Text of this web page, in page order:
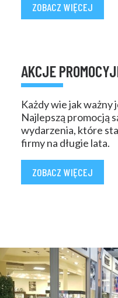
ZOBACZ WIĘCEJ
AKCJE
Każdy wie jak
Najlepszą promocją
wydarzenia, które
firmy na długie lata.
ZOBACZ WIĘCEJ